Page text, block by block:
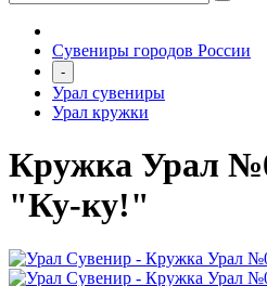
Сувениры городов России
-
Урал сувениры
Урал кружки
Кружка Урал
"Ку-ку!"